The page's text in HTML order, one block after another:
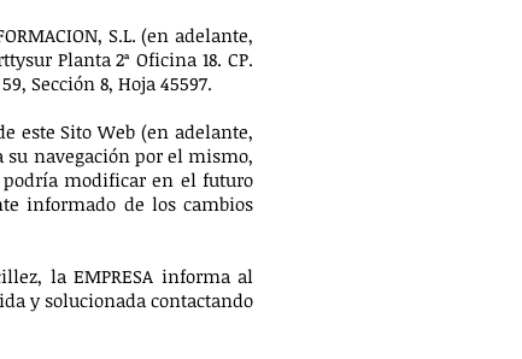
S.L. (en adelante,
Planta 2ª Oficina 18. CP.
Sección 8, Hoja 45597.
este Sito Web (en adelante,
su navegación por el mismo,
podría modificar en el futuro
informado de los cambios
la EMPRESA informa al
y solucionada contactando